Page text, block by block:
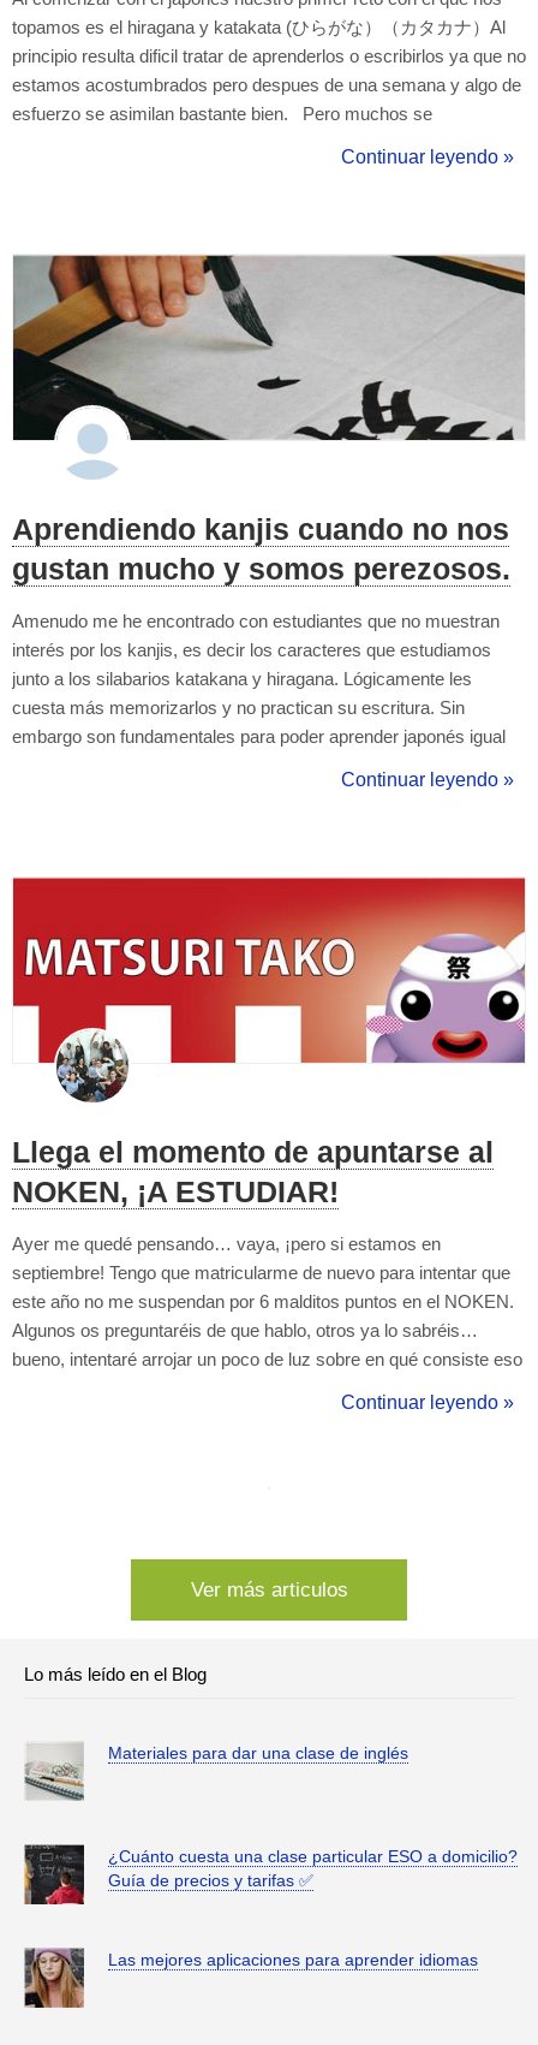
topamos es el hiragana y katakata (ひらがな）（カタカナ）Al
principio resulta dificil tratar de aprenderlos o escribirlos ya que no
estamos acostumbrados pero despues de una semana y algo de
esfuerzo se asimilan bastante bien. Pero muchos se
hiragana y katakana?. Mi respuesta corta seria si, pero a la larga
Continuar leyendo »
Aprendiendo kanjis cuando no nos
gustan mucho y somos perezosos.
Amenudo me he encontrado con estudiantes que no muestran
interés por los kanjis, es decir los caracteres que estudiamos
junto a los silabarios katakana y hiragana. Lógicamente les
cuesta más memorizarlos y no practican su escritura. Sin
embargo son fundamentales para poder aprender japonés igual
puede pensar que dominando los silabarios tendrá bastante.
Continuar leyendo »
Llega el momento de apuntarse al
NOKEN, ¡A ESTUDIAR!
Ayer me quedé pensando… vaya, ¡pero si estamos en
septiembre! Tengo que matricularme de nuevo para intentar que
este año no me suspendan por 6 malditos puntos en el NOKEN.
Algunos os preguntaréis de que hablo, otros ya lo sabréis…
bueno, intentaré arrojar un poco de luz sobre en qué consiste eso
está la página oficial. Aquí os contaré un poco mis truquitos, mis
Continuar leyendo »
Ver más articulos
Lo más leído en el Blog
Materiales para dar una clase de inglés
¿Cuánto cuesta una clase particular ESO a domicilio?
Guía de precios y tarifas ✅
Las mejores aplicaciones para aprender idiomas